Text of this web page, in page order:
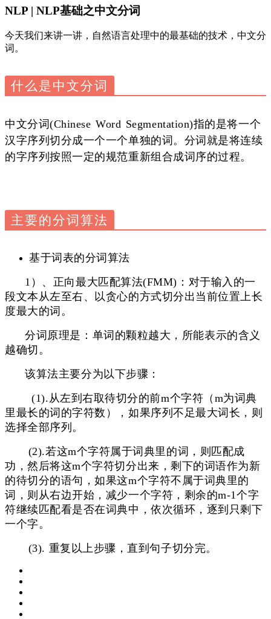
NLP | NLP基础之中文分词
今天我们来讲一讲，自然语言处理中的最基础的技术，中文分
词。
什么是中文分词
中文分词(Chinese Word Segmentation)指的是将一个
汉字序列切分成一个一个单独的词。 分词就是将连续
的字序列按照一定的规范重新组合成词序的过程。
主要的分词算法
基于词表的分词算法
1）、正向最大匹配算法(FMM)： 对于输入的一
段文本从左至右、以贪心的方式切分出当前位置上长
度最大的词。
分词原理是：单词的颗粒越大，所能表示的含义
越确切。
该算法主要分为以下步骤：
(1).从左到右取待切分的前m个字符（m为词典
里最长的词的字符数），如果序列不足最大词长，则
选择全部序列。
(2).若这m个字符属于词典里的词，则匹配成
功，然后将这m个字符切分出来，剩下的词语作为新
的待切分的语句，如果这m个字符不属于词典里的
词，则从右边开始，减少一个字符，剩余的m-1个字
符继续匹配看是否在词典中，依次循环，逐到只剩下
一个字。
(3). 重复以上步骤，直到句子切分完。